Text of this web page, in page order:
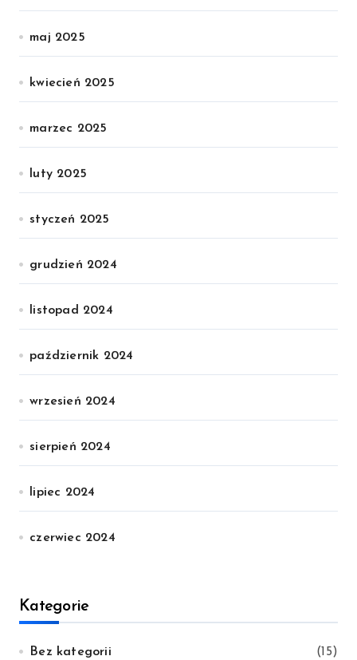
maj 2025
kwiecień 2025
marzec 2025
luty 2025
styczeń 2025
grudzień 2024
listopad 2024
październik 2024
wrzesień 2024
sierpień 2024
lipiec 2024
czerwiec 2024
Kategorie
Bez kategorii (15)